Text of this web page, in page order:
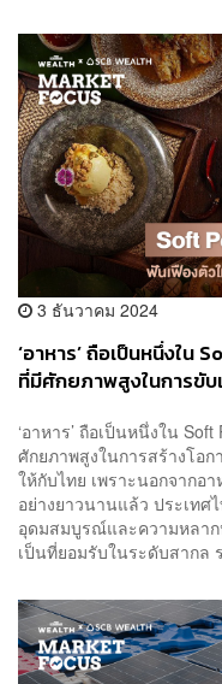
3 ธันวาคม 2024
‘อาหาร’ ถือเป็นหนึ่งใน
ที่มีศักยภาพสูงในการขับ
‘อาหาร’ ถือเป็นหนึ่งใน
ศักยภาพสูงในการสร้างโอก
ให้กับไทย เพราะนอกจากอ
อย่างยาวนานแล้ว ประเทศ
อุดมสมบูรณ์และความหลา
เป็นที่ยอมรับในระดับสากล